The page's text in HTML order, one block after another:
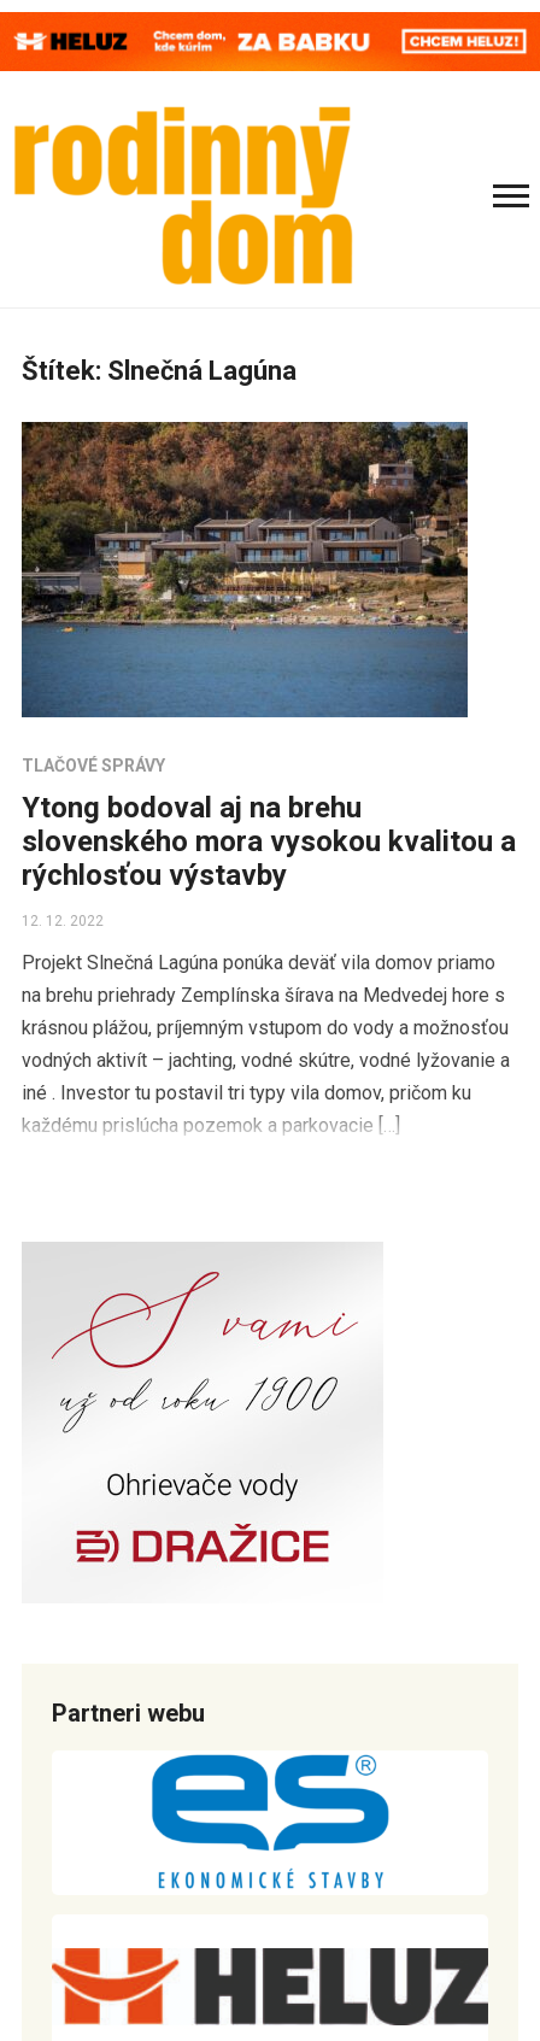
Štítek: Slnečná Lagúna
TLAČOVÉ SPRÁVY
Ytong bodoval aj na brehu
slovenského mora vysokou kvalitou a
rýchlosťou výstavby
12. 12. 2022
Projekt Slnečná Lagúna ponúka deväť vila domov priamo
na brehu priehrady Zemplínska šírava na Medvedej hore s
krásnou plážou, príjemným vstupom do vody a možnosťou
vodných aktivít – jachting, vodné skútre, vodné lyžovanie a
iné . Investor tu postavil tri typy vila domov, pričom ku
každému prislúcha pozemok a parkovacie […]
Partneri webu